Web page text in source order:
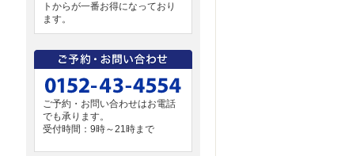
トからが一番お得になっており
ます。
ご予約・お問い合わせはお電話
でも承ります。
受付時間：9時～21時まで